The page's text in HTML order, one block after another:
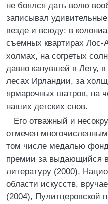
не боялся дать волю
записывал
везде и всюду: в
съемных квартирах Лос-
холмах, на согретых
давно канувшей в Лету,
лесах Ирландии, за
ярмарочных шатров, на
наших детских снов.
Его отважный и
отмечен
том числе медалью
премии за выдающийся
литературу (2000),
области искусств,
(2004), Пулитцеровской